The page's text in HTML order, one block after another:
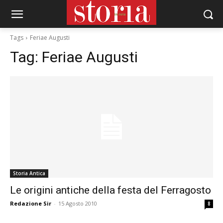
Tags Feriae Augusti
Tag: Feriae Augusti
Storia Antica
Le origini antiche della festa del Ferragosto
Redazione Sir - 15 Agosto 2010 8